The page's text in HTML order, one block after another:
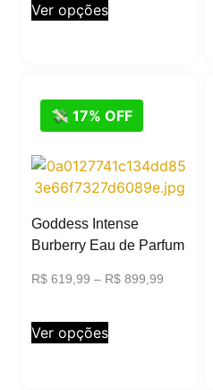
Ver opções
💸 17% OFF
Goddess Intense
Burberry Eau de Parfum
R$ 619,99 – R$ 899,99
Ver opções